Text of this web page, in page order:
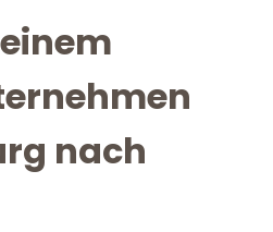
nach